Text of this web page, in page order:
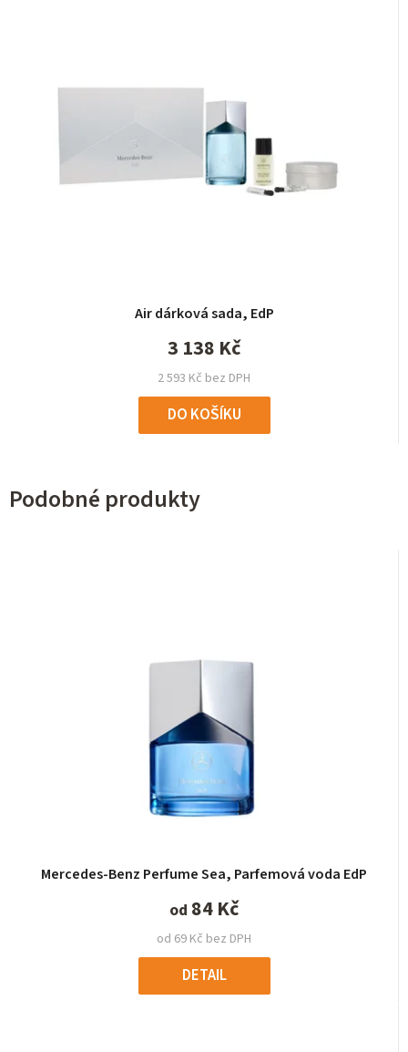
Air dárková sada, EdP
2 593 Kč bez DPH
3 138 Kč
DO KOŠÍKU
Podobné produkty
Mercedes-Benz Perfume Sea, Parfemová voda EdP
od 69 Kč bez DPH
od 84 Kč
DETAIL